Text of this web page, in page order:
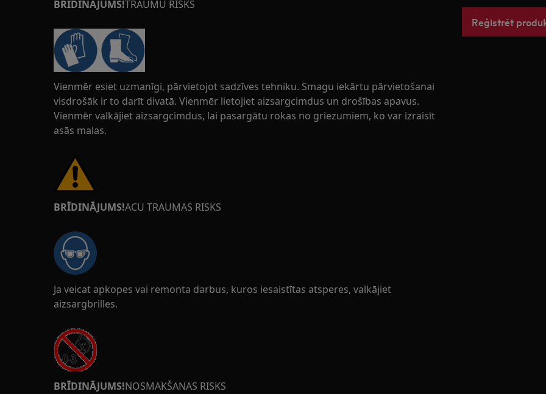
BRĪDINĀJUMS!TRAUMU RISKS
Vienmēr esiet uzmanīgi, pārvietojot sadzīves tehniku. Smagu iekārtu pārvietošanai
visdrošāk ir to darīt divatā. Vienmēr lietojiet aizsargcimdus un drošības apavus.
Vienmēr valkājiet aizsargcimdus, lai pasargātu rokas no griezumiem, ko var izraisīt
asās malas.
BRĪDINĀJUMS!ACU TRAUMAS RISKS
Ja veicat apkopes vai remonta darbus, kuros iesaistītas atsperes, valkājiet
aizsargbrilles.
BRĪDINĀJUMS!NOSMAKŠANAS RISKS
Reģistrēt